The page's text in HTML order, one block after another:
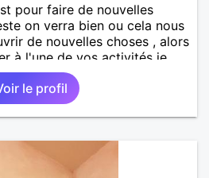
pour faire de nouvelles
on verra bien ou cela nous
de nouvelles choses , alors
à l'une de vos activités je
le profil